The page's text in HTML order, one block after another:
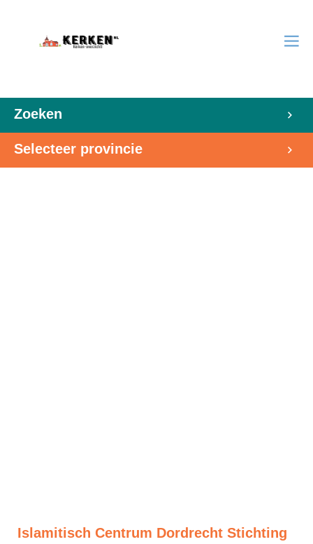
Zoeken
Selecteer provincie
Islamitisch Centrum Dordrecht Stichting